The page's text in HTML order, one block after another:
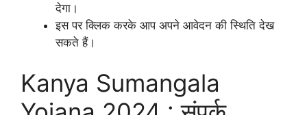
देगा।
इस पर क्लिक करके आप अपने आवेदन की स्थिति देख
सकते हैं।
Kanya Sumangala